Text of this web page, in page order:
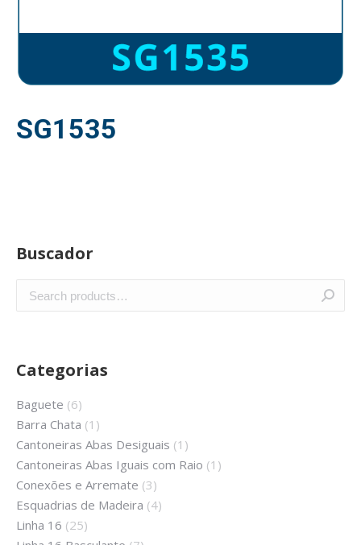
SG1535
Buscador
Categorias
Baguete (6)
Barra Chata (1)
Cantoneiras Abas Desiguais (1)
Cantoneiras Abas Iguais com Raio (1)
Conexões e Arremate (3)
Esquadrias de Madeira (4)
Linha 16 (25)